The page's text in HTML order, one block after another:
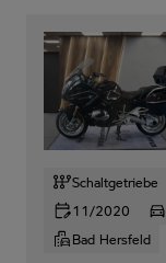
Schaltgetriebe
11/2020
Bad Hersfeld